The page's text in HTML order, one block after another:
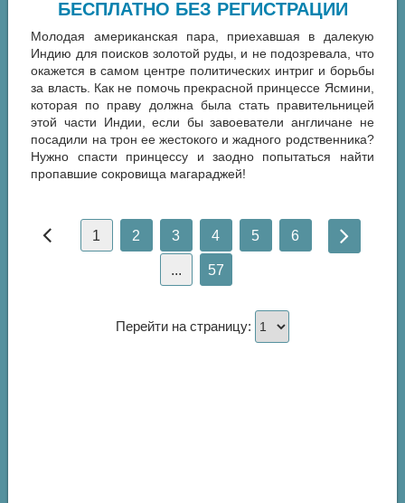
БЕСПЛАТНО БЕЗ РЕГИСТРАЦИИ
Молодая американская пара, приехавшая в далекую
Индию для поисков золотой руды, и не подозревала, что
окажется в самом центре политических интриг и борьбы
за власть. Как не помочь прекрасной принцессе Ясмини,
которая по праву должна была стать правительницей
этой части Индии, если бы завоеватели англичане не
посадили на трон ее жестокого и жадного родственника?
Нужно спасти принцессу и заодно попытаться найти
пропавшие сокровища магараджей!
1 2 3 4 5 6
... 57
Перейти на страницу: